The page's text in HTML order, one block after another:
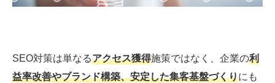
SEO対策は単なるアクセス獲得施策ではなく、企業の利
益率改善やブランド構築、安定した集客基盤づくりにも